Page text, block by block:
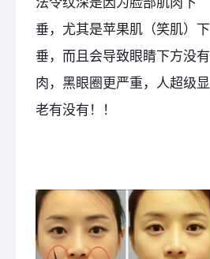
垂，尤其是苹果肌（笑肌）下
垂，而且会导致眼睛下方没有
肉，黑眼圈更严重，人超级显
老有没有！！